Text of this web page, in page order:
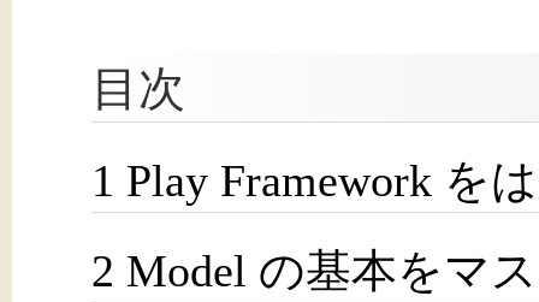
目次
1 Play Framework を
2 Model の基本をマ